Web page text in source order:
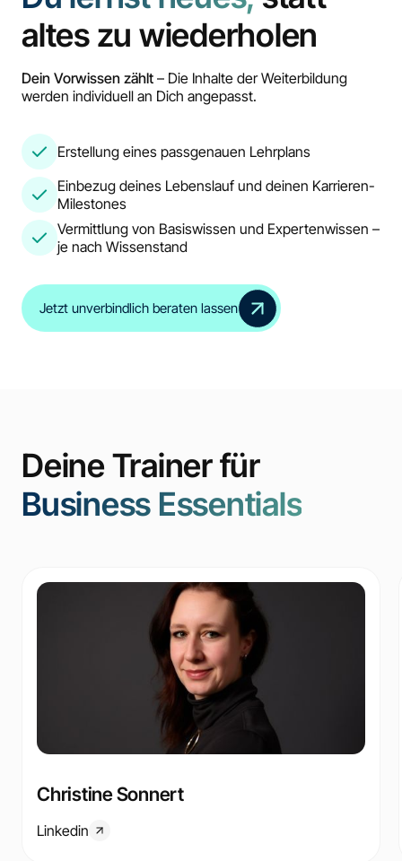
altes zu wiederholen
Dein Vorwissen zählt – Die Inhalte der Weiterbildung
werden individuell an Dich angepasst.
Erstellung eines passgenauen Lehrplans
Einbezug deines Lebenslauf und deinen Karrieren-
Milestones
Vermittlung von Basiswissen und Expertenwissen –
je nach Wissenstand
Jetzt unverbindlich beraten lassen
Deine Trainer für
Business Essentials
Christine Sonnert
Linkedin